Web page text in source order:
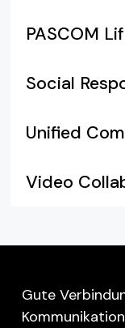
PASCOM
Social
Unified
Video
Gute